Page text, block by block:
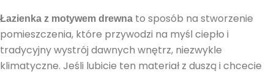
Łazienka z motywem drewna to sposób na stworzenie
pomieszczenia, które przywodzi na myśl ciepło i
tradycyjny wystrój dawnych wnętrz, niezwykle
klimatyczne. Jeśli lubicie ten materiał z duszą i chcecie